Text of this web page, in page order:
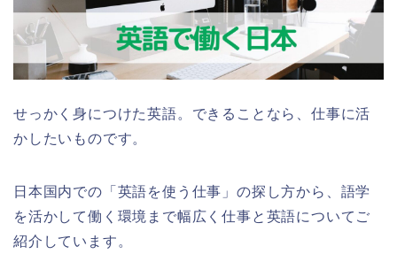
せっかく身につけた英語。できることなら、仕事に活
かしたいものです。
日本国内での「英語を使う仕事」の探し方から、語学
を活かして働く環境まで幅広く仕事と英語についてご
紹介しています。